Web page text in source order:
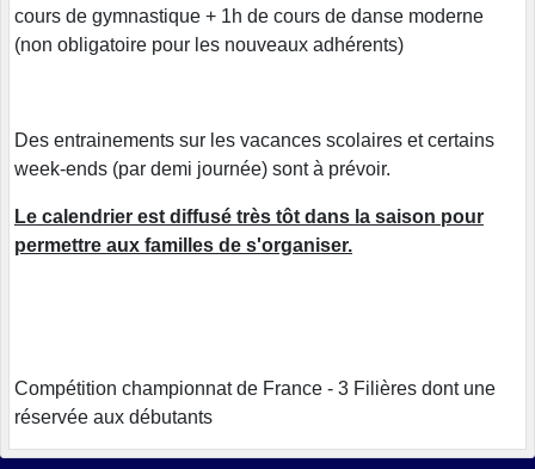
cours de gymnastique + 1h de cours de danse moderne
(non obligatoire pour les nouveaux adhérents)
Des entrainements sur les vacances scolaires et certains
week-ends (par demi journée) sont à prévoir.
Le calendrier est diffusé très tôt dans la saison pour
permettre aux familles de s'organiser.
Compétition championnat de France - 3 Filières dont une
réservée aux débutants